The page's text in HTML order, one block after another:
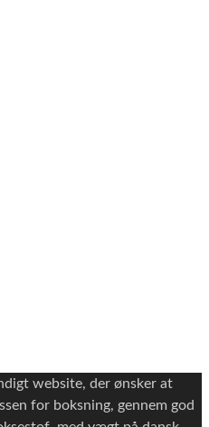
website, der ønsker at
for boksning, gennem god